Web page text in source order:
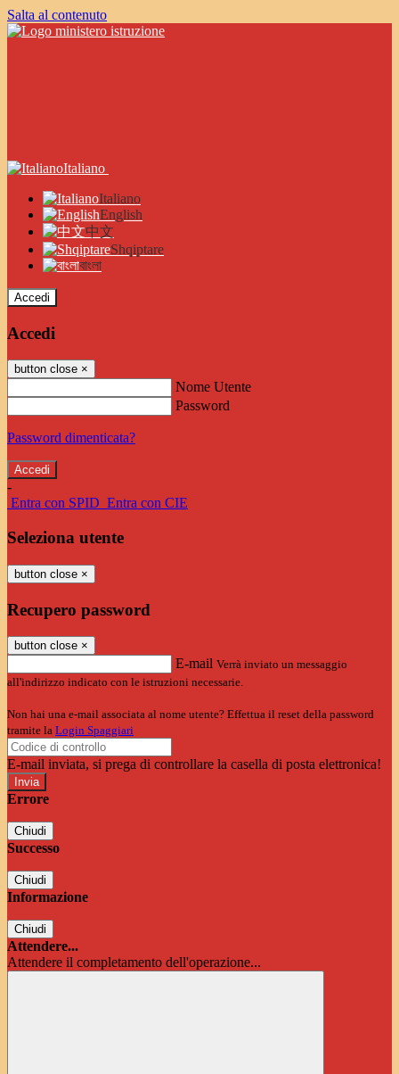
Salta al contenuto
Italiano
Italiano
English
中文
Shqiptare
বাংলা
Accedi
Accedi
button close ×
Nome Utente
Password
Password dimenticata?
-
Entra con SPID Entra con CIE
Seleziona utente
button close ×
Recupero password
button close ×
E-mail Verrà inviato un messaggio
all'indirizzo indicato con le istruzioni necessarie.
Non hai una e-mail associata al nome utente? Effettua il reset della password
tramite la Login Spaggiari
E-mail inviata, si prega di controllare la casella di posta elettronica!
Errore
Chiudi
Successo
Chiudi
Informazione
Chiudi
Attendere...
Attendere il completamento dell'operazione...